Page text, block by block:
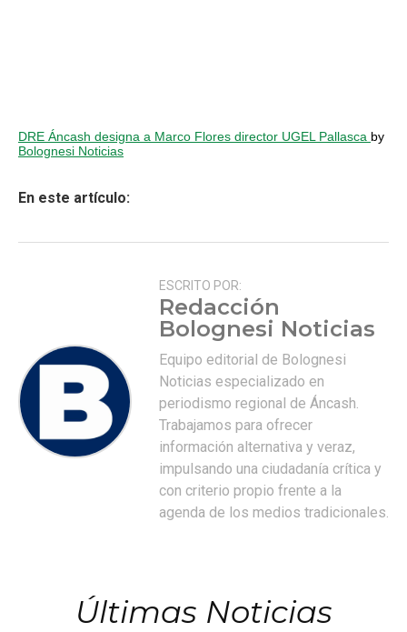
DRE Áncash designa a Marco Flores director UGEL Pallasca by
Bolognesi Noticias
En este artículo:
ESCRITO POR:
Redacción
Bolognesi Noticias
Equipo editorial de Bolognesi
Noticias especializado en
periodismo regional de Áncash.
Trabajamos para ofrecer
información alternativa y veraz,
impulsando una ciudadanía crítica y
con criterio propio frente a la
agenda de los medios tradicionales.
Últimas Noticias